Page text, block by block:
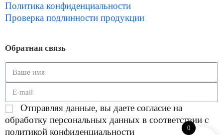
Политика конфиденциальности
Проверка подлинности продукции
Обратная связь
Отправляя данные, вы даете согласие на
обработку персональных данных в соответствии с
политикой конфиденциальности
0